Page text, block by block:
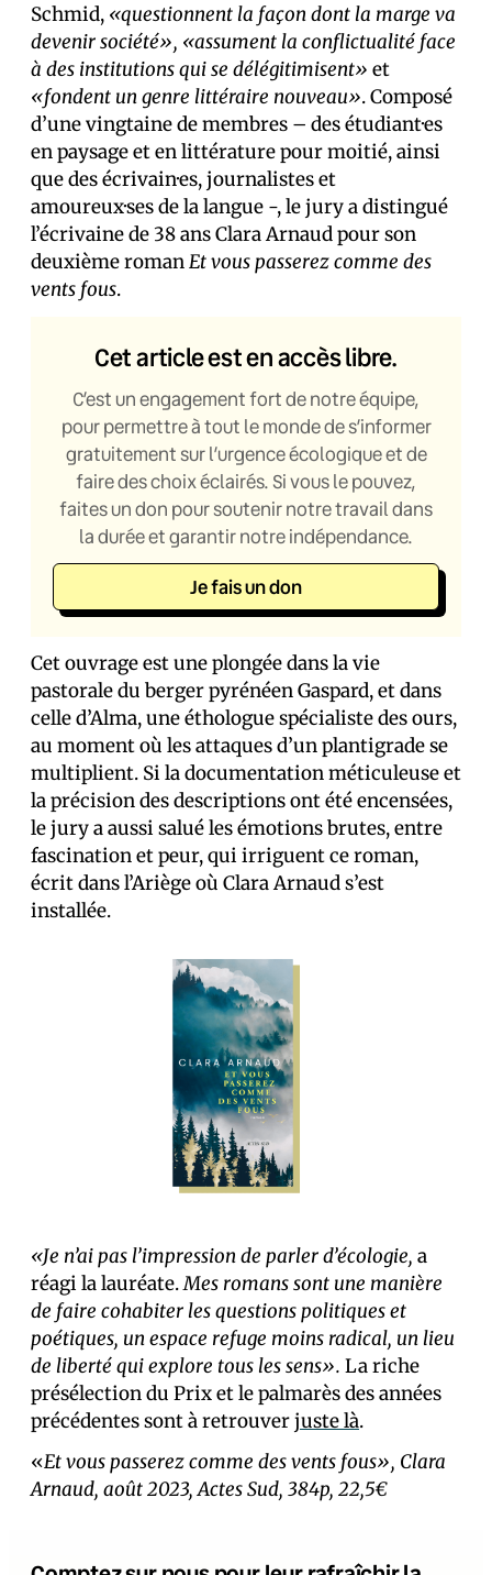
Schmid, «questionnent la façon dont la marge va
devenir société», «assument la conflictualité face
à des institutions qui se délégitimisent» et
«fondent un genre littéraire nouveau». Composé
d’une vingtaine de membres – des étudiant·es
en paysage et en littérature pour moitié, ainsi
que des écrivain·es, journalistes et
amoureux·ses de la langue -, le jury a distingué
l’écrivaine de 38 ans Clara Arnaud pour son
deuxième romanEt vous passerez comme des
vents fous.
Cet article est en accès libre.
C’est un engagement fort de notre équipe,
pour permettre à tout le monde de s’informer
gratuitement sur l’urgence écologique et de
faire des choix éclairés. Si vous le pouvez,
faites un don pour soutenir notre travail dans
la durée et garantir notre indépendance.
Je fais un don
Cet ouvrage est une plongée dans la vie
pastorale du berger pyrénéen Gaspard, et dans
celle d’Alma, une éthologue spécialiste des ours,
au moment où les attaques d’un plantigrade se
multiplient. Si la documentation méticuleuse et
la précision des descriptions ont été encensées,
le jury a aussi salué les émotions brutes, entre
fascination et peur, qui irriguent ce roman,
écrit dans l’Ariège où Clara Arnaud s’est
installée.
«Je n’ai pas l’impression de parler d’écologie, a
réagi la lauréate.Mes romans sont une manière
de faire cohabiter les questions politiques et
poétiques, un espace refuge moins radical, un lieu
de liberté qui explore tous les sens». La riche
présélection du Prix et le palmarès des années
précédentes sont à retrouverjuste là.
«Et vous passerez comme des vents fous», Clara
Arnaud, août 2023, Actes Sud, 384p, 22,5€